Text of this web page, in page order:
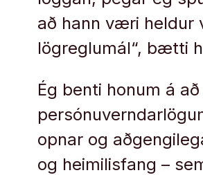
að hann væri heldur
lögreglumál“, bætti
Ég benti honum á
opnar og
og heimilisfang –